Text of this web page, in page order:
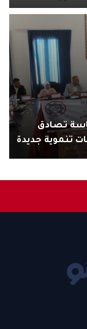
تصادق
تنموية جديدة